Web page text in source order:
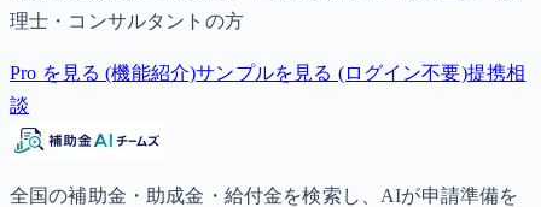
理士・コンサルタントの方
Pro を見る (機能紹介)サンプルを見る (ログイン不要)提携相
談
全国の補助金・助成金・給付金を検索し、AIが申請準備を